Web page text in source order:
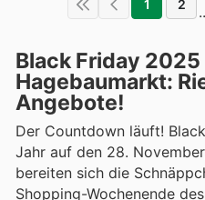
1 2
Black Friday 2025
Hagebaumarkt:
Angebote!
Der Countdown läuft!
Jahr auf den 28.
bereiten sich die
Shopping-Wochenende